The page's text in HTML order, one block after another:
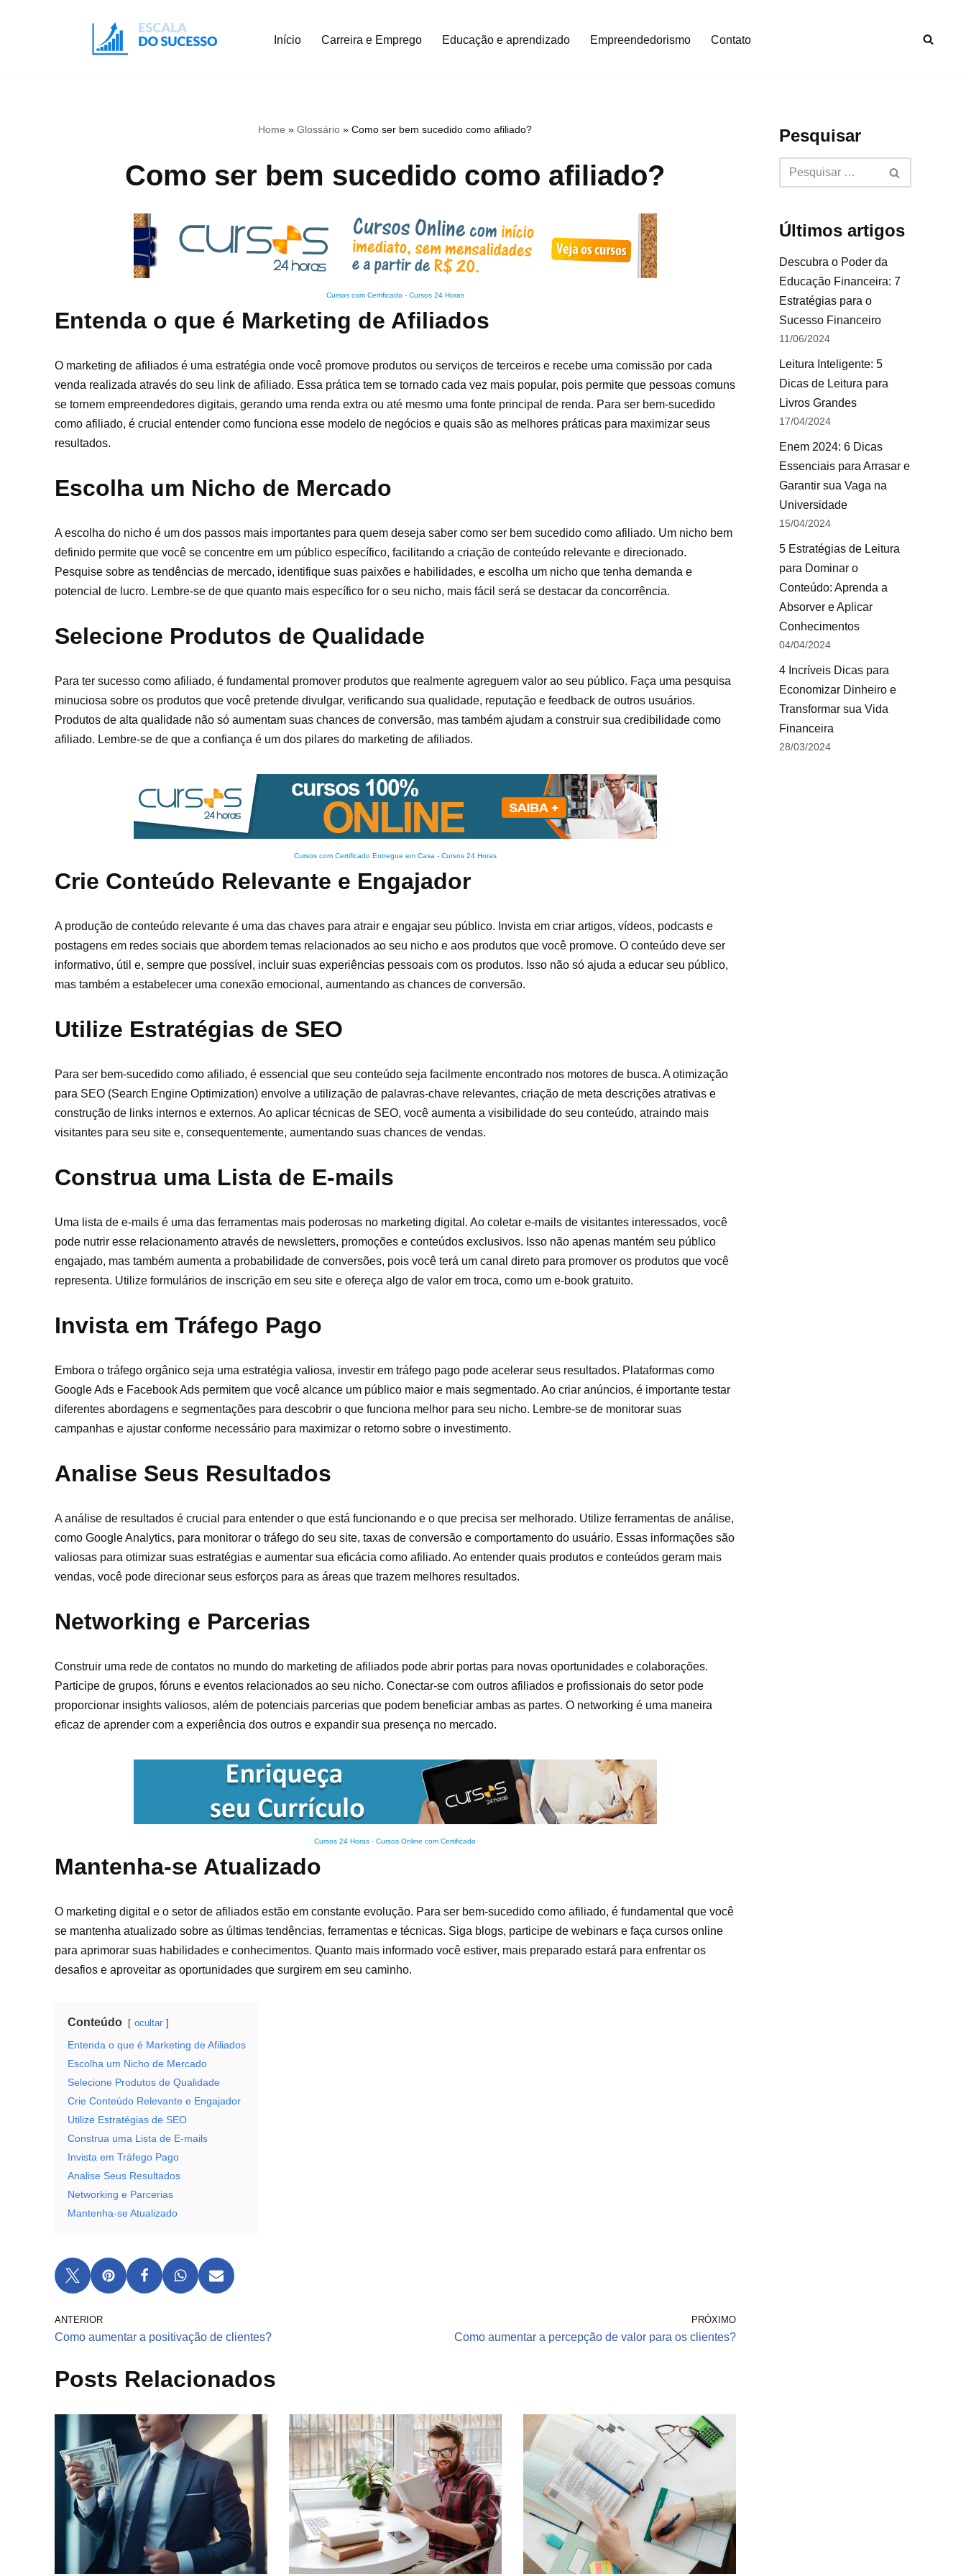
Início Carreira e Emprego Educação e aprendizado Empreendedorismo Contato
Home »Glossário »Como ser bem sucedido como afiliado?
Como ser bem sucedido como afiliado?
Cursos com Certificado- Cursos 24 Horas
Entenda o que é Marketing de Afiliados
O marketing de afiliados é uma estratégia onde você promove produtos ou serviços de terceiros e recebe uma comissão por cada
venda realizada através do seu link de afiliado. Essa prática tem se tornado cada vez mais popular, pois permite que pessoas comuns
se tornem empreendedores digitais, gerando uma renda extra ou até mesmo uma fonte principal de renda. Para ser bem-sucedido
como afiliado, é crucial entender como funciona esse modelo de negócios e quais são as melhores práticas para maximizar seus
resultados.
Escolha um Nicho de Mercado
A escolha do nicho é um dos passos mais importantes para quem deseja saber como ser bem sucedido como afiliado. Um nicho bem
definido permite que você se concentre em um público específico, facilitando a criação de conteúdo relevante e direcionado.
Pesquise sobre as tendências de mercado, identifique suas paixões e habilidades, e escolha um nicho que tenha demanda e
potencial de lucro. Lembre-se de que quanto mais específico for o seu nicho, mais fácil será se destacar da concorrência.
Selecione Produtos de Qualidade
Para ter sucesso como afiliado, é fundamental promover produtos que realmente agreguem valor ao seu público. Faça uma pesquisa
minuciosa sobre os produtos que você pretende divulgar, verificando sua qualidade, reputação e feedback de outros usuários.
Produtos de alta qualidade não só aumentam suas chances de conversão, mas também ajudam a construir sua credibilidade como
afiliado. Lembre-se de que a confiança é um dos pilares do marketing de afiliados.
Cursos com Certificado Entregue em Casa - Cursos 24 Horas
Crie Conteúdo Relevante e Engajador
A produção de conteúdo relevante é uma das chaves para atrair e engajar seu público. Invista em criar artigos, vídeos, podcasts e
postagens em redes sociais que abordem temas relacionados ao seu nicho e aos produtos que você promove. O conteúdo deve ser
informativo, útil e, sempre que possível, incluir suas experiências pessoais com os produtos. Isso não só ajuda a educar seu público,
mas também a estabelecer uma conexão emocional, aumentando as chances de conversão.
Utilize Estratégias de SEO
Para ser bem-sucedido como afiliado, é essencial que seu conteúdo seja facilmente encontrado nos motores de busca. A otimização
para SEO (Search Engine Optimization) envolve a utilização de palavras-chave relevantes, criação de meta descrições atrativas e
construção de links internos e externos. Ao aplicar técnicas de SEO, você aumenta a visibilidade do seu conteúdo, atraindo mais
visitantes para seu site e, consequentemente, aumentando suas chances de vendas.
Construa uma Lista de E-mails
Uma lista de e-mails é uma das ferramentas mais poderosas no marketing digital. Ao coletar e-mails de visitantes interessados, você
pode nutrir esse relacionamento através de newsletters, promoções e conteúdos exclusivos. Isso não apenas mantém seu público
engajado, mas também aumenta a probabilidade de conversões, pois você terá um canal direto para promover os produtos que você
representa. Utilize formulários de inscrição em seu site e ofereça algo de valor em troca, como um e-book gratuito.
Invista em Tráfego Pago
Embora o tráfego orgânico seja uma estratégia valiosa, investir em tráfego pago pode acelerar seus resultados. Plataformas como
Google Ads e Facebook Ads permitem que você alcance um público maior e mais segmentado. Ao criar anúncios, é importante testar
diferentes abordagens e segmentações para descobrir o que funciona melhor para seu nicho. Lembre-se de monitorar suas
campanhas e ajustar conforme necessário para maximizar o retorno sobre o investimento.
Analise Seus Resultados
A análise de resultados é crucial para entender o que está funcionando e o que precisa ser melhorado. Utilize ferramentas de análise,
como Google Analytics, para monitorar o tráfego do seu site, taxas de conversão e comportamento do usuário. Essas informações são
valiosas para otimizar suas estratégias e aumentar sua eficácia como afiliado. Ao entender quais produtos e conteúdos geram mais
vendas, você pode direcionar seus esforços para as áreas que trazem melhores resultados.
Networking e Parcerias
Construir uma rede de contatos no mundo do marketing de afiliados pode abrir portas para novas oportunidades e colaborações.
Participe de grupos, fóruns e eventos relacionados ao seu nicho. Conectar-se com outros afiliados e profissionais do setor pode
proporcionar insights valiosos, além de potenciais parcerias que podem beneficiar ambas as partes. O networking é uma maneira
eficaz de aprender com a experiência dos outros e expandir sua presença no mercado.
Cursos 24 Horas - Cursos Online com Certificado
Mantenha-se Atualizado
O marketing digital e o setor de afiliados estão em constante evolução. Para ser bem-sucedido como afiliado, é fundamental que você
se mantenha atualizado sobre as últimas tendências, ferramentas e técnicas. Siga blogs, participe de webinars e faça cursos online
para aprimorar suas habilidades e conhecimentos. Quanto mais informado você estiver, mais preparado estará para enfrentar os
desafios e aproveitar as oportunidades que surgirem em seu caminho.
Conteúdo ocultar
Entenda o que é Marketing de Afiliados
Escolha um Nicho de Mercado
Selecione Produtos de Qualidade
Crie Conteúdo Relevante e Engajador
Utilize Estratégias de SEO
Construa uma Lista de E-mails
Invista em Tráfego Pago
Analise Seus Resultados
Networking e Parcerias
Mantenha-se Atualizado
ANTERIOR
Como aumentar a positivação de clientes?
PRÓXIMO
Como aumentar a percepção de valor para os clientes?
Posts Relacionados
Pesquisar
Últimos artigos
Descubra o Poder da
Educação Financeira: 7
Estratégias para o
Sucesso Financeiro
11/06/2024
Leitura Inteligente: 5
Dicas de Leitura para
Livros Grandes
17/04/2024
Enem 2024: 6 Dicas
Essenciais para Arrasar e
Garantir sua Vaga na
Universidade
15/04/2024
5 Estratégias de Leitura
para Dominar o
Conteúdo: Aprenda a
Absorver e Aplicar
Conhecimentos
04/04/2024
4 Incríveis Dicas para
Economizar Dinheiro e
Transformar sua Vida
Financeira
28/03/2024